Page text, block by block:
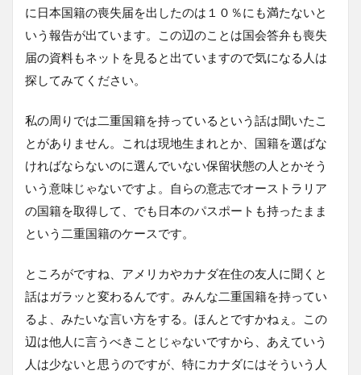
に日本国籍の喪失届を出したのは１０％にも満たないと
いう報告が出ています。この辺のことは国会答弁も喪失
届の資料もネットを見ると出ていますので気になる人は
探してみてください。
私の周りでは二重国籍を持っているという話は聞いたこ
とがありません。これは現地生まれとか、国籍を選ばな
ければならないのに選んでいない保留状態の人とかそう
いう意味じゃないですよ。自らの意志でオーストラリア
の国籍を取得して、でも日本のパスポートも持ったまま
という二重国籍のケースです。
ところがですね、アメリカやカナダ在住の友人に聞くと
話はガラッと変わるんです。みんな二重国籍を持ってい
るよ、みたいな言い方をする。ほんとですかねぇ。この
辺は他人に言うべきことじゃないですから、あえていう
人は少ないと思うのですが、特にカナダにはそういう人